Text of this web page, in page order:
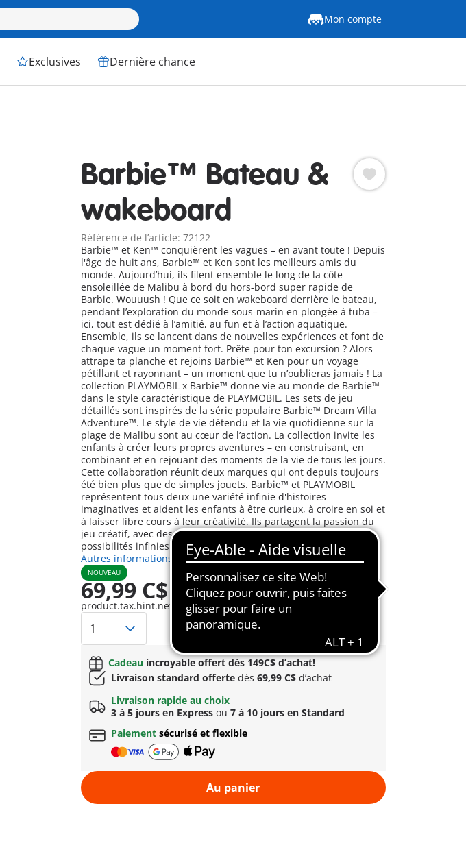
Mon compte
Exclusives Dernière chance
Barbie™ Bateau &
wakeboard
Référence de l’article: 72122
Barbie™ et Ken™ conquièrent les vagues – en avant toute ! Depuis
l'âge de huit ans, Barbie™ et Ken sont les meilleurs amis du
monde. Aujourd’hui, ils filent ensemble le long de la côte
ensoleillée de Malibu à bord du hors-bord super rapide de
Barbie. Wouuush ! Que ce soit en wakeboard derrière le bateau,
pendant l’exploration du monde sous-marin en plongée à tuba –
ici, tout est dédié à l’amitié, au fun et à l’action aquatique.
Ensemble, ils se lancent dans de nouvelles expériences et font de
chaque vague un moment fort. Prête pour ton excursion ? Alors
attrape ta planche et rejoins Barbie™ et Ken pour un voyage
pétillant et rayonnant – un moment que tu n’oublieras jamais ! La
collection PLAYMOBIL x Barbie™ donne vie au monde de Barbie™
dans le style caractéristique de PLAYMOBIL. Les sets de jeu
détaillés sont inspirés de la série populaire Barbie™ Dream Villa
Adventure™. Le style de vie détendu et la vie quotidienne sur la
plage de Malibu sont au cœur de l’action. La collection invite les
enfants à créer leurs propres aventures – en construisant, en
combinant et en rejouant des moments de la vie de tous les jours.
Cette collaboration réunit deux marques qui ont depuis toujours
été bien plus que de simples jouets. Barbie™ et PLAYMOBIL
représentent tous deux une variété infinie d'histoires
imaginatives et aident les enfants à être curieux, à croire en soi et
à laisser libre cours à leur créativité. Ils partagent la passion du
jeu créatif, avec des mondes inclusifs à explorer et des
possibilités infinies.
Autres informations
NOUVEAU
69,99 C$
product.tax.hint.net plus frais d´expédition
Cadeauincroyable offert dès 149C$ d’achat!
Livraison standard offerte dès 69,99 C$d’achat
Livraison rapide au choix
3 à 5 jours en Expressou 7 à 10 jours en Standard
Paiement sécurisé et flexible
Au panier